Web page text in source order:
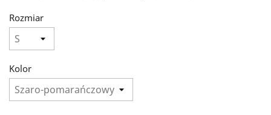
Rozmiar
Kolor